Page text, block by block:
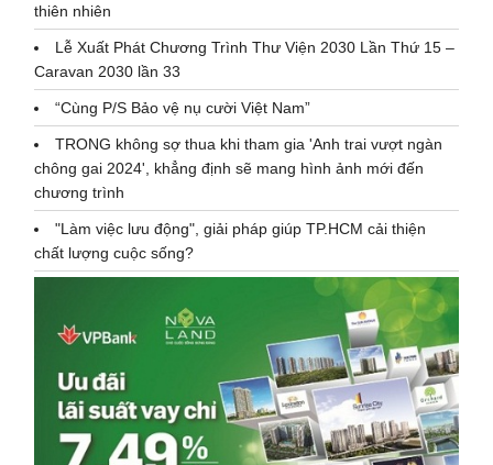
thiên nhiên
Lễ Xuất Phát Chương Trình Thư Viện 2030 Lần Thứ 15 –
Caravan 2030 lần 33
“Cùng P/S Bảo vệ nụ cười Việt Nam”
TRONG không sợ thua khi tham gia 'Anh trai vượt ngàn
chông gai 2024', khẳng định sẽ mang hình ảnh mới đến
chương trình
"Làm việc lưu động", giải pháp giúp TP.HCM cải thiện
chất lượng cuộc sống?